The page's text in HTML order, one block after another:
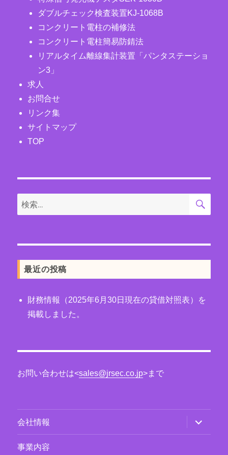
ダブルチェック検査装置KJ-1068B
コンクリート電柱の補修法
コンクリート電柱簡易防錆法
リアルタイム離線集計装置「パンタステーショ
ン3」
求人
お問合せ
リンク集
サイトマップ
TOP
検
索:
検
最近の投稿
財務情報（2025年6月30日現在の貸借対照表）を
掲載しました。
お問い合わせは<sales@jrsec.co.jp>まで
会社情報
ブ
メ
事業内容